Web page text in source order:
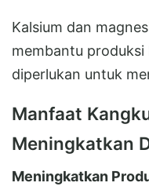
Kalsium dan
membantu
diperlukan untuk
Manfaat
Meningkatkan
Meningkatkan